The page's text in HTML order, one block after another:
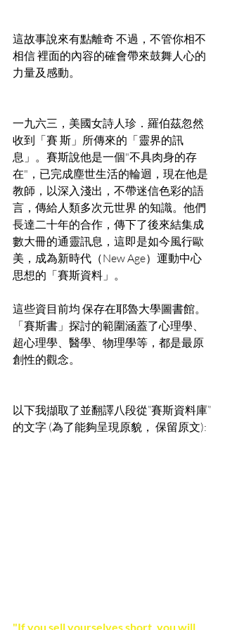
這故事說來有點離奇 不過，不管你相不
相信 裡面的內容的確會帶來鼓舞人心的
力量及感動。
一九六三，美國女詩人珍．羅伯茲忽然
收到「賽 斯」所傳來的「靈界的訊
息」。賽斯說他是一個"不具肉身的存
在"，已完成塵世生活的輪迴，現在他是
教師，以深入淺出，不帶迷信色彩的語
言，傳給人類多次元世界 的知識。他們
長達二十年的合作，傳下了後來結集成
數大冊的通靈訊息，這即是如今風行歐
美，成為新時代（New Age）運動中心
思想的「賽斯資料」。
這些資目前均 保存在耶魯大學圖書館。
「賽斯書」探討的範圍涵蓋了心理學、
超心理學、醫學、物理學等，都是最原
創性的觀念。
以下我擷取了並翻譯八段從”賽斯資料庫”
的文字 (為了能夠呈現原貌， 保留原文):
"If you sell yourselves short, you will